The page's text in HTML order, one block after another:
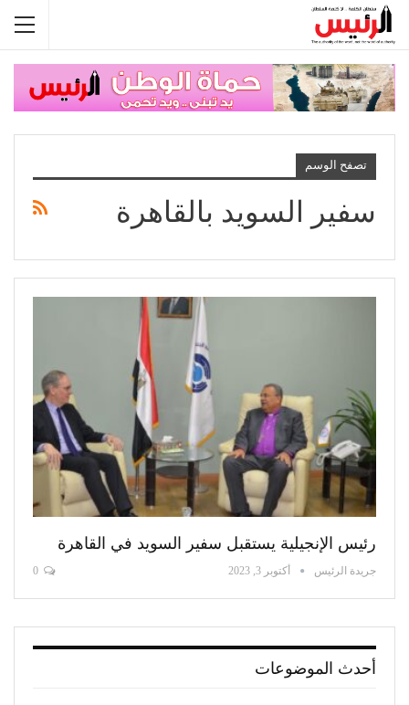
تصفح الوسم
سفير السويد بالقاهرة
رئيس الإنجيلية يستقبل سفير السويد في القاهرة
جريدة الرئيس أكتوبر 3, 2023
أحدث الموضوعات